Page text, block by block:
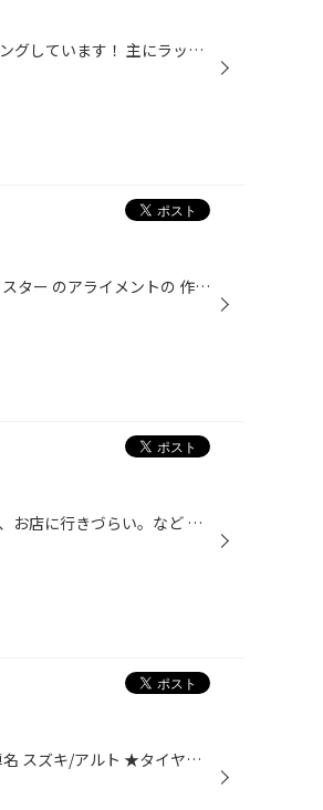
こんにちは！新入社員の近藤です！ 今日はタイヤをラッピングしています！ 主にラッピングする理由は 汚れ防止などあります！ そんなラッピング作業が…得意なんです！！ なのでラッピングは8割自分がしています(笑) ご来店された時に ラッピングしているタイヤを見かけましたら 近藤のラッピングか...
こんにちは！新入社員の近藤です！ 今日はマツダの ロードスター のアライメントの 作業をしていきます！！ 位置のズレを機械で計測して、正確な位置に戻します！！ これでバッチリ元通りです！！安心して運転できます(*^^*) 他にも沢山のサービスもしていますので お気軽にお越しください(*^^*)
こんにちは！新入社員の近藤です！ 現在コロナウイルスで、お店に行きづらい。など 衛生面で不安になられるお客様もいらっしゃいます。 ですがご安心ください！タイヤ館西船橋店は アルコール消毒を徹底しています！！ お客様が安心してご来店できるよう最善を尽くしております！ ぜひ！お気軽にお...
今回はタイヤ交換作業のご紹介です。 ★車種：メーカー/車名 スズキ/アルト ★タイヤサイズ：145/80R13 ★作業時間（タイヤ4本交換）：約60分程 今回交換するタイヤはこちら！！ コストパフォーマンスに優れたタイヤです。 外したタイヤと比較してみましょう！！ だいぶ使用したのが分かると思います。...